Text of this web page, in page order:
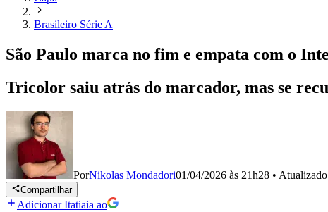
Brasileiro Série A
São Paulo marca no fim e empata com o
Tricolor saiu atrás do marcador, mas se
PorNikolas Mondadori01/04/2026 às 21h28 • Atualizado
Compartilhar
Adicionar Itatiaia ao